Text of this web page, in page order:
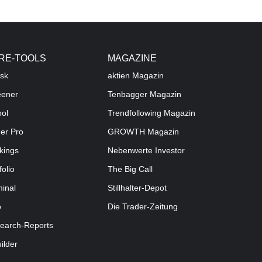
TOOLS
Pro
Reports
MAGAZINE
aktien Magazin
Tenbagger Magazin
Trendfollowing Magazin
GROWTH Magazin
Nebenwerte Investor
The Big Call
Stillhalter-Depot
Die Trader-Zeitung